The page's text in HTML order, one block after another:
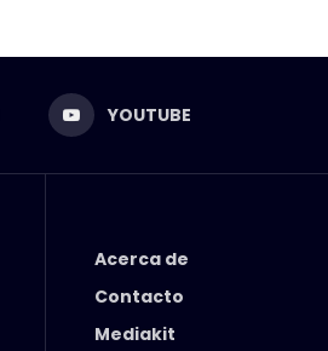
YOUTUBE
Acerca de
Contacto
Mediakit